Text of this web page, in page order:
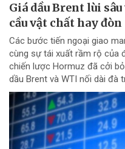
Giá dầu Brent lùi sâu
cầu vật chất hay
Các bước tiến ngoại giao
cùng sự tái xuất rầm rộ của
chiến lược Hormuz đã cởi
dầu Brent và WTI nối dài đà